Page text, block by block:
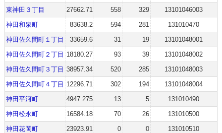
東神田３丁目 27662.71 558 329
13101046003
神田和泉町
83638.2 594 281
131010470
神田佐久間町１丁目
33659.6 31 19
13101048001
神田佐久間町２丁目 18180.27 93 39
13101048002
神田佐久間町３丁目 38957.34 520 285
13101048003
神田佐久間町４丁目 12296.71 302 194
13101048004
神田平河町
4947.275 13 5
131010490
神田松永町
16584.18 70 26
131010500
神田花岡町
23923.91 0 0
131010510